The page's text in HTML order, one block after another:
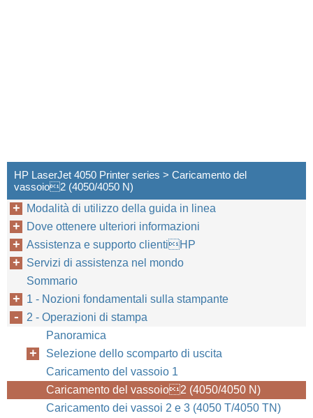
HP LaserJet 4050 Printer series > Caricamento del
vassoio2 (4050/4050 N)
Modalità di utilizzo della guida in linea
Dove ottenere ulteriori informazioni
Assistenza e supporto clientiHP
Servizi di assistenza nel mondo
Sommario
1 - Nozioni fondamentali sulla stampante
2 - Operazioni di stampa
Panoramica
Selezione dello scomparto di uscita
Caricamento del vassoio 1
Caricamento del vassoio2 (4050/4050 N)
Caricamento dei vassoi 2 e 3 (4050 T/4050 TN)